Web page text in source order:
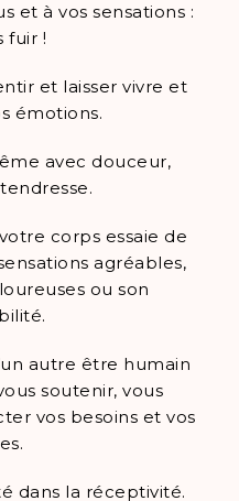
et à vos sensations :
fuir !
et laisser vivre et
émotions.
avec douceur,
corps essaie de
agréables,
ou son
autre être humain
soutenir, vous
vos besoins et vos
dans la réceptivité.